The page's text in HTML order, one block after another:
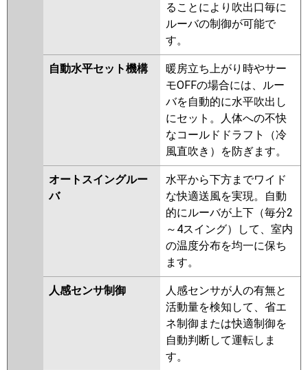
GCSB28013XU GCSB28013MUB
RPSB28033MUB
RPSB28033MU RCSB28043MU
RCSB28043XU RPSB28033M
RCSB28033M RCSB28033X
APSB28037M APSB28057M
ACSB28037M ACSB28037X
ACSB28087M ACSB28087X
三菱電機 PCZX-ERMP280K5 PCZX-
ERMP280KL5 PCZX-ERMP280K4
PCZX-ERMP280KL4 PCZX-
ERMP280K3 PCZX-ERMP280KL3
PCZX-ERMP280H2 PCZX-
ERMP280K2 PCZX-ERMP280KL2
PCZX-ERMP280HZ
ERMP280KZ PCZX-ERMP280KLZ
PCZX-ERP280HY PCZX-
ERP280KY PCZX-ERP280KLY
PCZX-ERP280HV PCZX-
ERP280KV PCZX-ERP280KLV
PCZX-ERP280KR
ることにより吹出口毎に
ルーバの制御が可能で
す。
自動水平セット機構
暖房立ち上がり時やサー
モOFFの場合には、ルー
バを自動的に水平吹出し
にセット。人体への不快
なコールドドラフト（冷
風直吹き）を防ぎます。
オートスイングルー
バ
水平から下方までワイド
な快適送風を実現。自動
的にルーバが上下（毎分2
～4スイング）して、室内
の温度分布を均一に保ち
ます。
人感センサ制御
人感センサが人の有無と
活動量を検知して、省エ
ネ制御または快適制御を
自動判断して運転しま
す。